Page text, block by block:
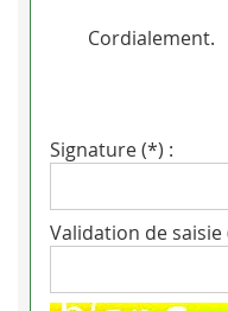
Cordialement.
Signature (*) :
Validation de saisie